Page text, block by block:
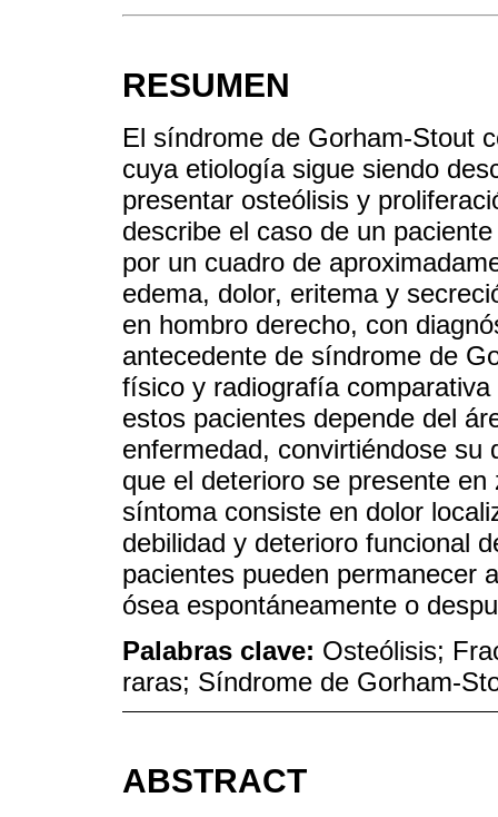
RESUMEN
El síndrome de Gorham-Stout
cuya etiología sigue siendo
presentar osteólisis y
describe el caso de un
por un cuadro de
edema, dolor, eritema y
en hombro derecho, con
antecedente de síndrome de
físico y radiografía
estos pacientes depende del
enfermedad, convirtiéndose
que el deterioro se presente
síntoma consiste en dolor
debilidad y deterioro funcional
pacientes pueden permanecer
ósea espontáneamente o
Palabras clave: Osteólisis;
raras; Síndrome de Gorham-
ABSTRACT